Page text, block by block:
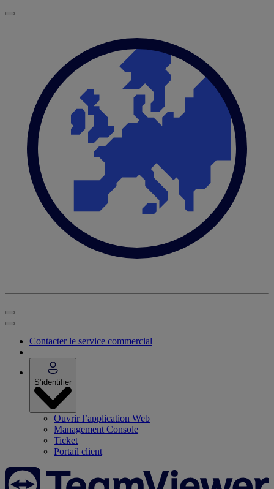
Contacter le service commercial
S’identifier
Ouvrir l’application Web
Management Console
Ticket
Portail client